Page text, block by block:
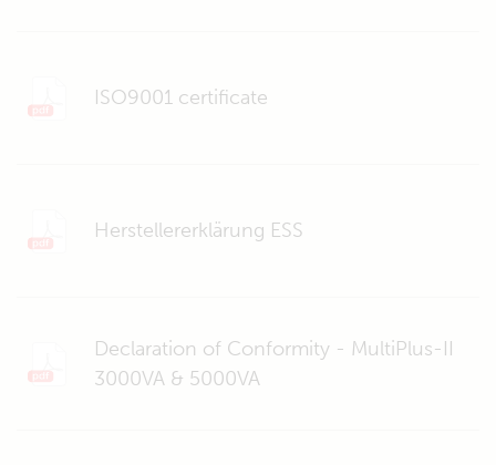
ISO9001 certificate
Herstellererklärung ESS
Declaration of Conformity - MultiPlus-II
3000VA & 5000VA